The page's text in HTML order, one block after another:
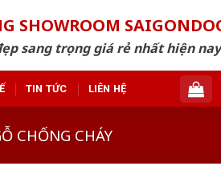
SHOWROOM
sang trọng giá rẻ nhất hiện nay
TIN TỨC LIÊN HỆ
CHỐNG CHÁY